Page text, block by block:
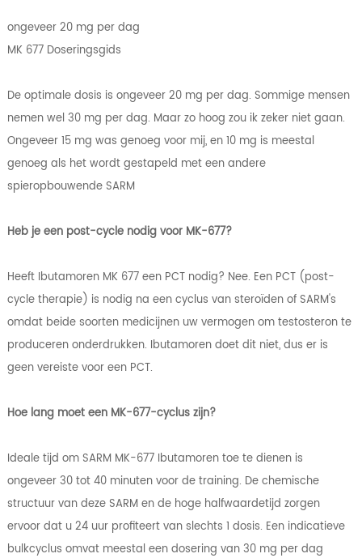
ongeveer 20 mg per dag
MK 677 Doseringsgids
De optimale dosis is ongeveer 20 mg per dag. Sommige mensen
nemen wel 30 mg per dag. Maar zo hoog zou ik zeker niet gaan.
Ongeveer 15 mg was genoeg voor mij, en 10 mg is meestal
genoeg als het wordt gestapeld met een andere
spieropbouwende SARM
Heb je een post-cycle nodig voor MK-677?
Heeft Ibutamoren MK 677 een PCT nodig? Nee. Een PCT (post-
cycle therapie) is nodig na een cyclus van steroïden of SARM's
omdat beide soorten medicijnen uw vermogen om testosteron te
produceren onderdrukken. Ibutamoren doet dit niet, dus er is
geen vereiste voor een PCT.
Hoe lang moet een MK-677-cyclus zijn?
Ideale tijd om SARM MK-677 Ibutamoren toe te dienen is
ongeveer 30 tot 40 minuten voor de training. De chemische
structuur van deze SARM en de hoge halfwaardetijd zorgen
ervoor dat u 24 uur profiteert van slechts 1 dosis. Een indicatieve
bulkcyclus omvat meestal een dosering van 30 mg per dag